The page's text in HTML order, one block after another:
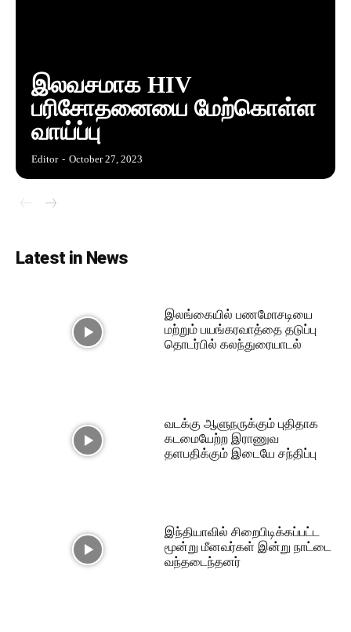
இலவசமாக HIV
பரிசோதனையை மேற்கொள்ள
வாய்ப்பு
Editor - October 27, 2023
Latest in News
இலங்கையில் பணமோசடியை
மற்றும் பயங்கரவாத்தை தடுப்பு
தொடர்பில் கலந்துரையாடல்
வடக்கு ஆளுநருக்கும் புதிதாக
கடமையேற்ற இராணுவ
தளபதிக்கும் இடையே சந்திப்பு
இந்தியாவில் சிறைபிடிக்கப்பட்ட
மூன்று மீனவர்கள் இன்று நாட்டை
வந்தடைந்தனர்